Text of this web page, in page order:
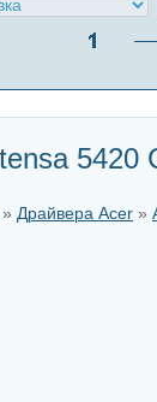
5420
» Драйвера Acer »